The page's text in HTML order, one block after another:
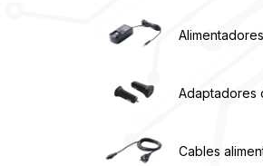
Adaptadores
Cables